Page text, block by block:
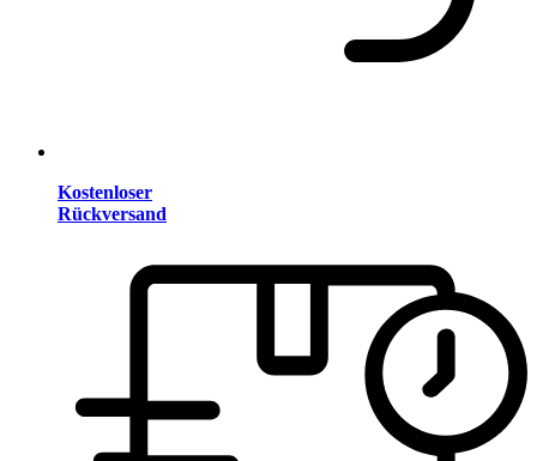
Kostenloser
Rückversand